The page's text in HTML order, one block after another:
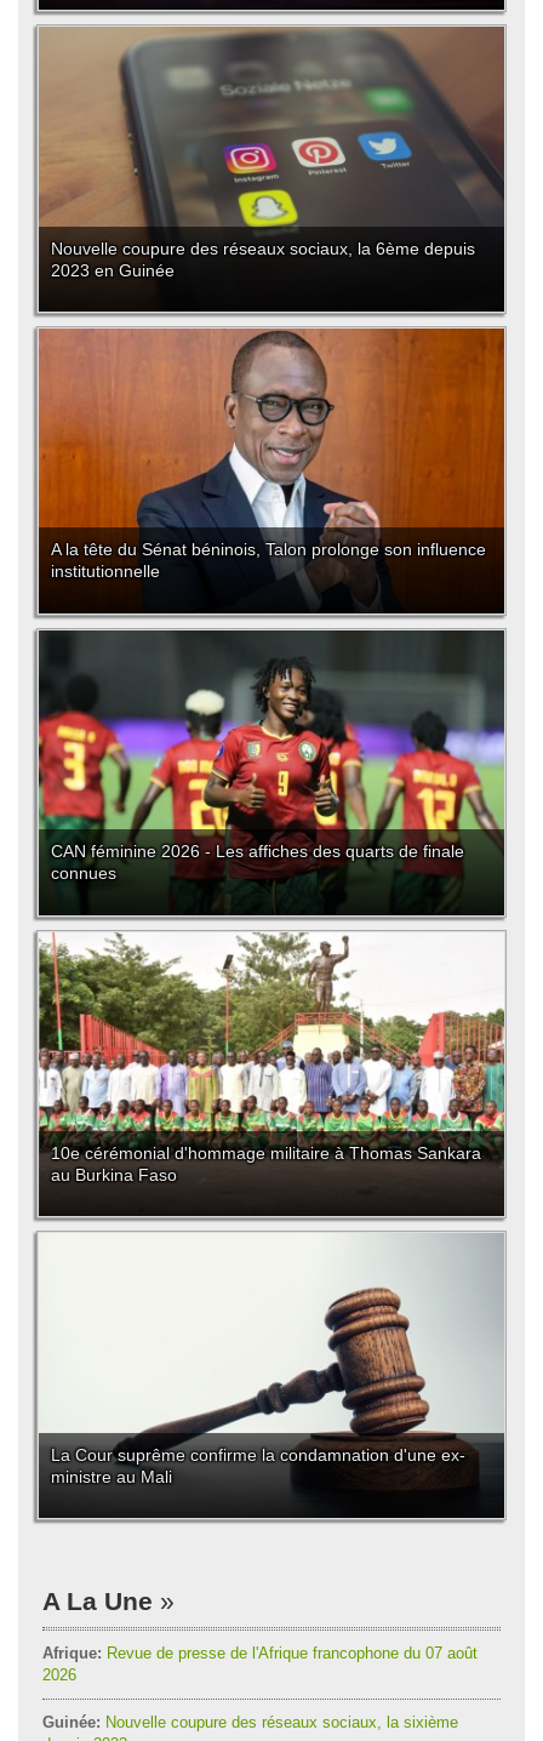
Nouvelle coupure des réseaux sociaux, la 6ème depuis
2023 en Guinée
A la tête du Sénat béninois, Talon prolonge son influence
institutionnelle
CAN féminine 2026 - Les affiches des quarts de finale
connues
10e cérémonial d'hommage militaire à Thomas Sankara
au Burkina Faso
La Cour suprême confirme la condamnation d'une ex-
ministre au Mali
A La Une
Afrique: Revue de presse de l'Afrique francophone du 07 août
2026
Guinée: Nouvelle coupure des réseaux sociaux, la sixième